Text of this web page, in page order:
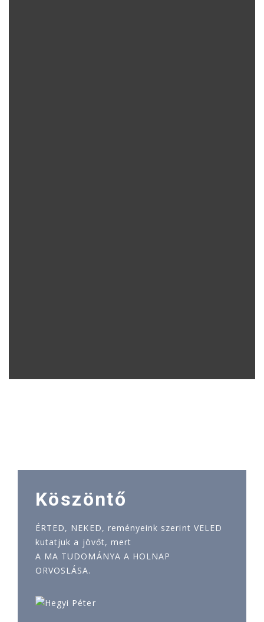
Köszöntő
ÉRTED, NEKED, reményeink szerint VELED
kutatjuk a jövőt, mert
A MA TUDOMÁNYA A HOLNAP
ORVOSLÁSA.